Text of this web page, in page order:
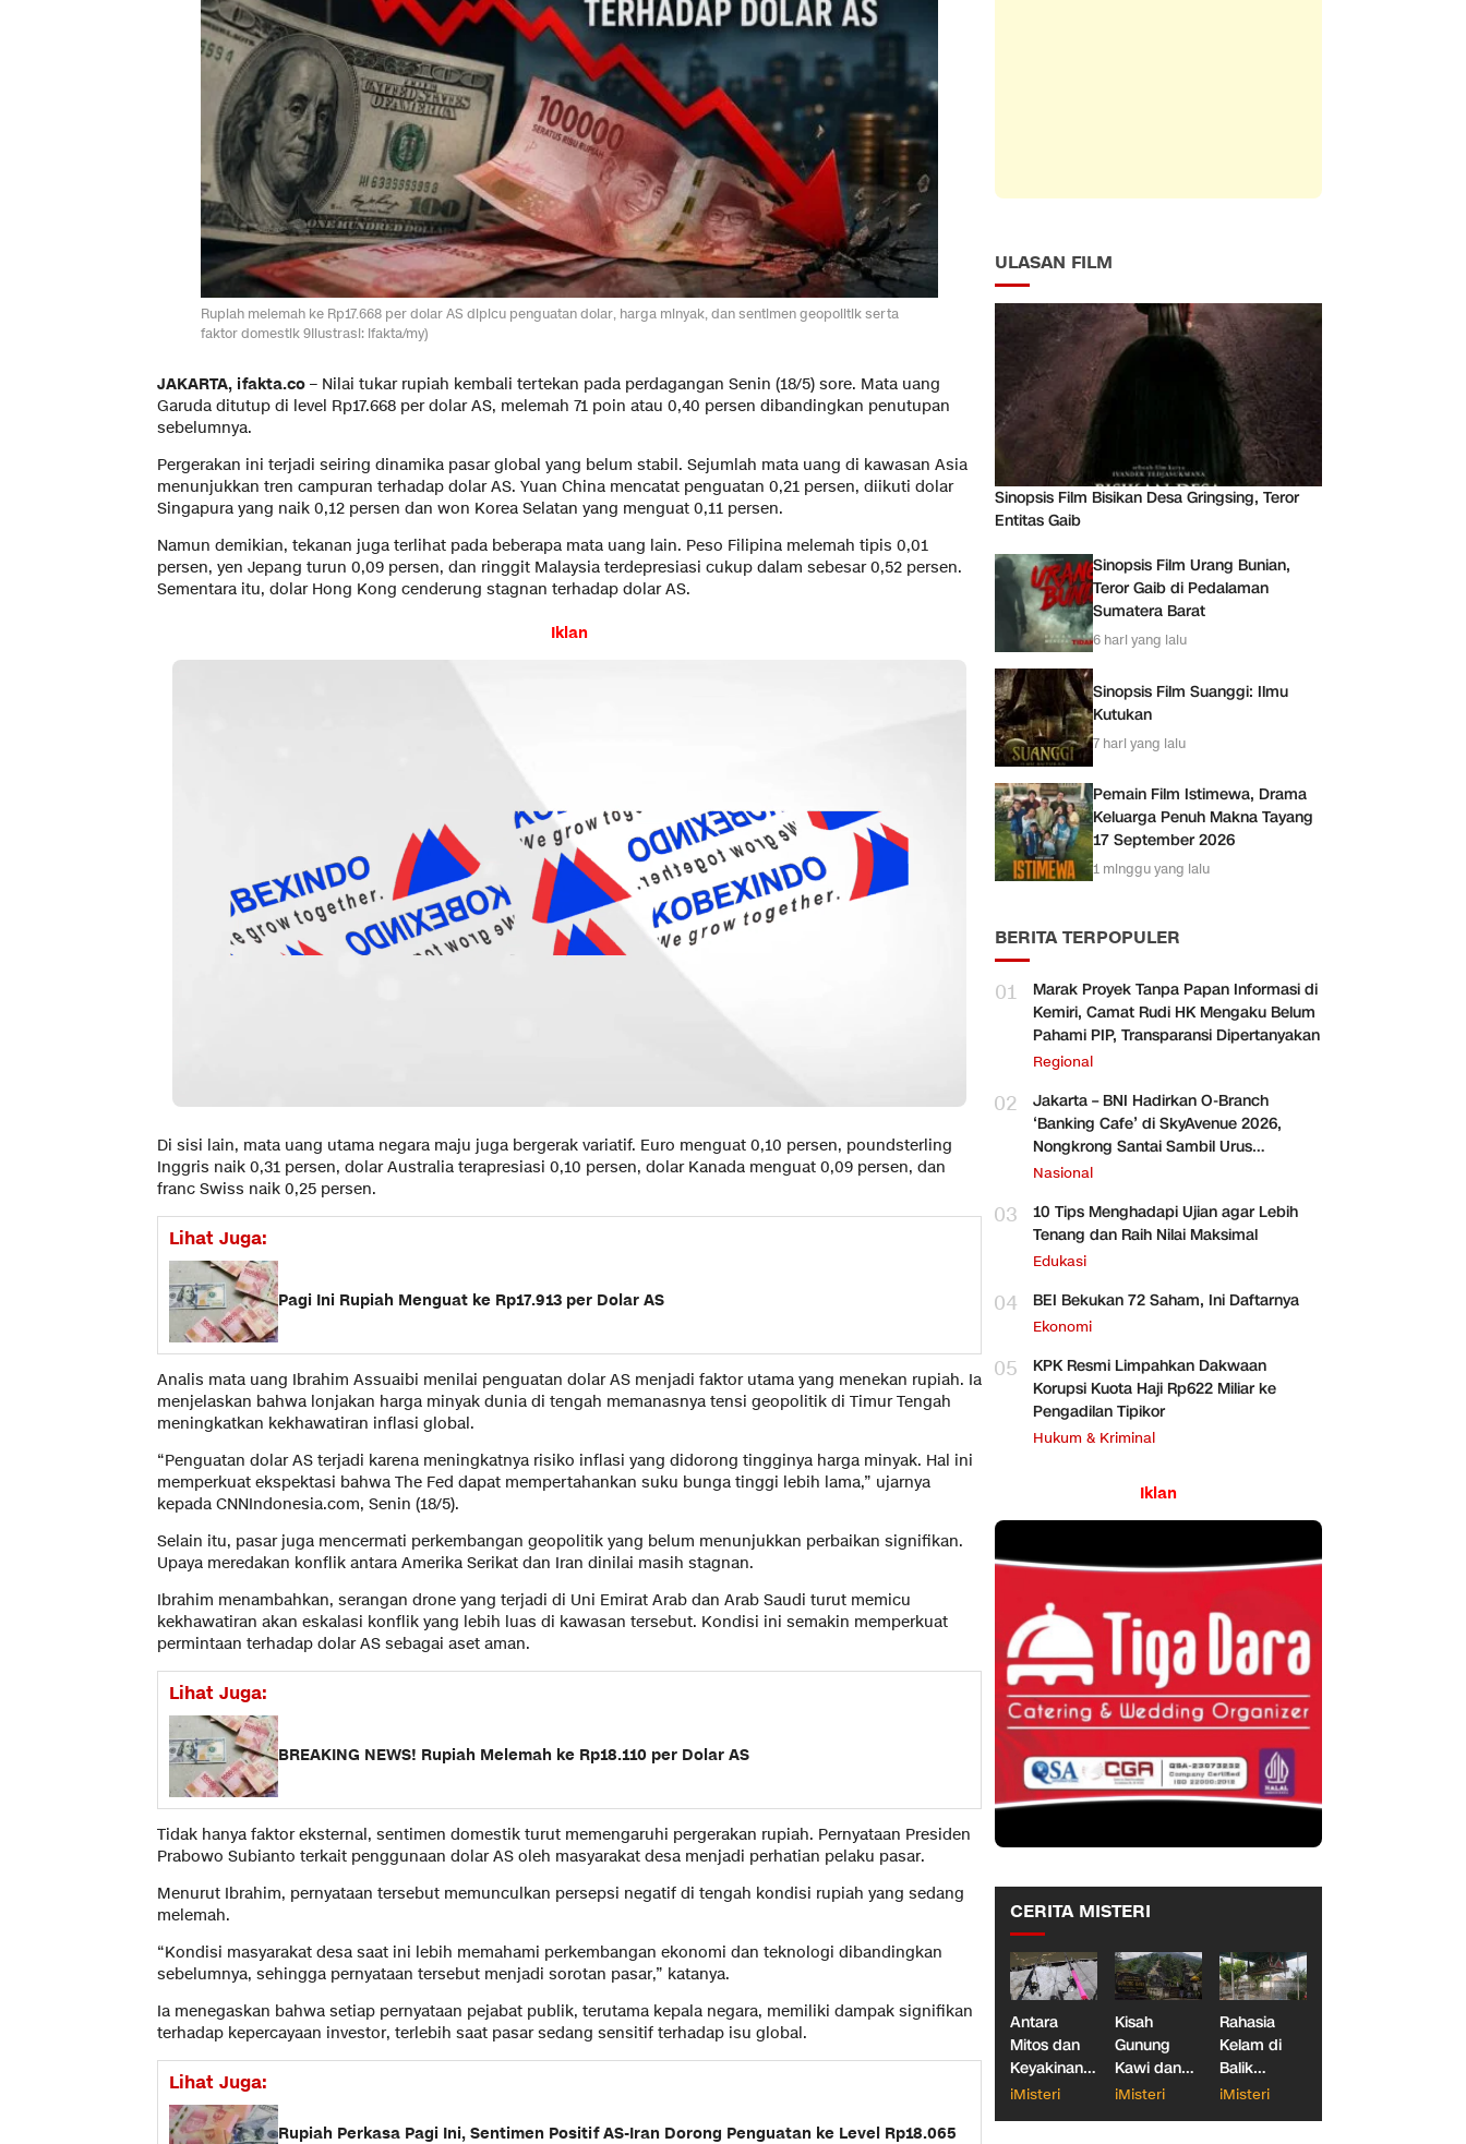
Rupiah melemah ke Rp17.668 per dolar AS dipicu penguatan dolar, harga minyak, dan sentimen geopolitik serta
faktor domestik 9Ilustrasi: ifakta/my)
JAKARTA, ifakta.co – Nilai tukar rupiah kembali tertekan pada perdagangan Senin (18/5) sore. Mata uang
Garuda ditutup di level Rp17.668 per dolar AS, melemah 71 poin atau 0,40 persen dibandingkan penutupan
sebelumnya.
Pergerakan ini terjadi seiring dinamika pasar global yang belum stabil. Sejumlah mata uang di kawasan Asia
menunjukkan tren campuran terhadap dolar AS. Yuan China mencatat penguatan 0,21 persen, diikuti dolar
Singapura yang naik 0,12 persen dan won Korea Selatan yang menguat 0,11 persen.
Namun demikian, tekanan juga terlihat pada beberapa mata uang lain. Peso Filipina melemah tipis 0,01
persen, yen Jepang turun 0,09 persen, dan ringgit Malaysia terdepresiasi cukup dalam sebesar 0,52 persen.
Sementara itu, dolar Hong Kong cenderung stagnan terhadap dolar AS.
Iklan
Di sisi lain, mata uang utama negara maju juga bergerak variatif. Euro menguat 0,10 persen, poundsterling
Inggris naik 0,31 persen, dolar Australia terapresiasi 0,10 persen, dolar Kanada menguat 0,09 persen, dan
franc Swiss naik 0,25 persen.
Lihat Juga:
Pagi Ini Rupiah Menguat ke Rp17.913 per Dolar AS
Analis mata uang Ibrahim Assuaibi menilai penguatan dolar AS menjadi faktor utama yang menekan rupiah. Ia
menjelaskan bahwa lonjakan harga minyak dunia di tengah memanasnya tensi geopolitik di Timur Tengah
meningkatkan kekhawatiran inflasi global.
“Penguatan dolar AS terjadi karena meningkatnya risiko inflasi yang didorong tingginya harga minyak. Hal ini
memperkuat ekspektasi bahwa The Fed dapat mempertahankan suku bunga tinggi lebih lama,” ujarnya
kepada CNNIndonesia.com, Senin (18/5).
Selain itu, pasar juga mencermati perkembangan geopolitik yang belum menunjukkan perbaikan signifikan.
Upaya meredakan konflik antara Amerika Serikat dan Iran dinilai masih stagnan.
Ibrahim menambahkan, serangan drone yang terjadi di Uni Emirat Arab dan Arab Saudi turut memicu
kekhawatiran akan eskalasi konflik yang lebih luas di kawasan tersebut. Kondisi ini semakin memperkuat
permintaan terhadap dolar AS sebagai aset aman.
Lihat Juga:
BREAKING NEWS! Rupiah Melemah ke Rp18.110 per Dolar AS
Tidak hanya faktor eksternal, sentimen domestik turut memengaruhi pergerakan rupiah. Pernyataan Presiden
Prabowo Subianto terkait penggunaan dolar AS oleh masyarakat desa menjadi perhatian pelaku pasar.
Menurut Ibrahim, pernyataan tersebut memunculkan persepsi negatif di tengah kondisi rupiah yang sedang
melemah.
“Kondisi masyarakat desa saat ini lebih memahami perkembangan ekonomi dan teknologi dibandingkan
sebelumnya, sehingga pernyataan tersebut menjadi sorotan pasar,” katanya.
Ia menegaskan bahwa setiap pernyataan pejabat publik, terutama kepala negara, memiliki dampak signifikan
terhadap kepercayaan investor, terlebih saat pasar sedang sensitif terhadap isu global.
Lihat Juga:
Rupiah Perkasa Pagi Ini, Sentimen Positif AS-Iran Dorong Penguatan ke Level Rp18.065
ULASAN FILM
Sinopsis Film Bisikan Desa Gringsing, Teror
Entitas Gaib
Sinopsis Film Urang Bunian,
Teror Gaib di Pedalaman
Sumatera Barat
6 hari yang lalu
Sinopsis Film Suanggi: Ilmu
Kutukan
7 hari yang lalu
Pemain Film Istimewa, Drama
Keluarga Penuh Makna Tayang
17 September 2026
1 minggu yang lalu
BERITA TERPOPULER
01
Marak Proyek Tanpa Papan Informasi di
Kemiri, Camat Rudi HK Mengaku Belum
Pahami PIP, Transparansi Dipertanyakan
Regional
02
Jakarta – BNI Hadirkan O-Branch
‘Banking Cafe’ di SkyAvenue 2026,
Nongkrong Santai Sambil Urus
Perbankan
Nasional
03
10 Tips Menghadapi Ujian agar Lebih
Tenang dan Raih Nilai Maksimal
Edukasi
04 BEI Bekukan 72 Saham, Ini Daftarnya
Ekonomi
05
KPK Resmi Limpahkan Dakwaan
Korupsi Kuota Haji Rp622 Miliar ke
Pengadilan Tipikor
Hukum & Kriminal
Iklan
CERITA MISTERI
Antara
Mitos dan
Keyakinan,
Ketika
iMisteri
Kisah
Gunung
Kawi dan
Dua
iMisteri
Rahasia
Kelam di
Balik
Makam
iMisteri